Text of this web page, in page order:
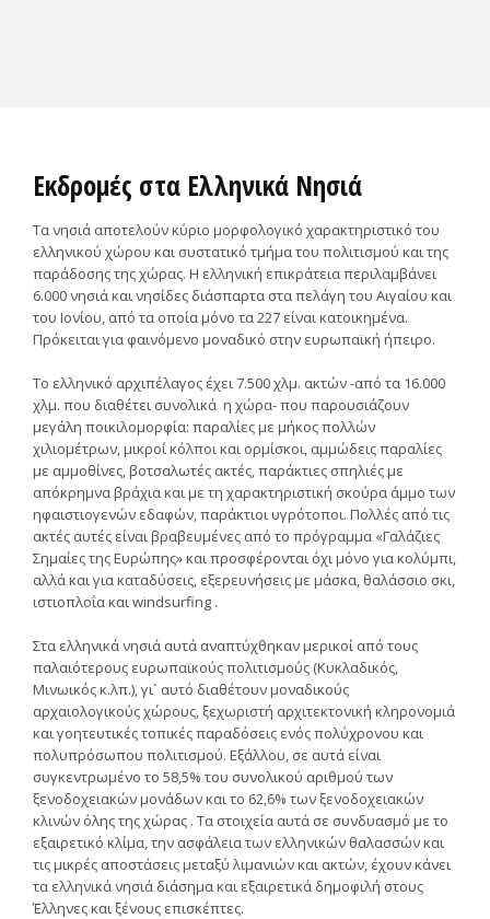
Εκδρομές στα Ελληνικά Νησιά
Τα νησιά αποτελούνκύριο μορφολογικό χαρακτηριστικό του
ελληνικού χώρου και συστατικό τμήμα του πολιτισμού και της
παράδοσης της χώρας. Η ελληνική επικράτεια περιλαμβάνει
6.000 νησιά και νησίδες διάσπαρτα στα πελάγη του Αιγαίου και
του Ιονίου, από τα οποία μόνο τα227 είναικατοικημένα.
Πρόκειται για φαινόμενο μοναδικό στην ευρωπαϊκή ήπειρο.
Το ελληνικό αρχιπέλαγος έχει 7.500 χλμ. ακτών -από τα 16.000
χλμ. που διαθέτει συνολικά η χώρα- που παρουσιάζουν
μεγάλη ποικιλομορφία: παραλίες με μήκος πολλών
χιλιομέτρων, μικροί κόλποι και ορμίσκοι, αμμώδεις παραλίες
με αμμοθίνες, βοτσαλωτές ακτές, παράκτιες σπηλιές με
απόκρημνα βράχια και με τη χαρακτηριστική σκούρα άμμο των
ηφαιστιογενών εδαφών, παράκτιοι υγρότοποι. Πολλές από τις
ακτές αυτές είναι βραβευμένες από το πρόγραμμα «Γαλάζιες
Σημαίες της Ευρώπης» και προσφέρονται όχι μόνο για κολύμπι,
αλλά και για καταδύσεις, εξερευνήσεις με μάσκα, θαλάσσιο σκι,
ιστιοπλοΐα και windsurfing .
Στα ελληνικά νησιά αυτά αναπτύχθηκαν μερικοί από τους
παλαιότερους ευρωπαϊκούς πολιτισμούς (Κυκλαδικός,
Μινωικός κ.λπ.), γι` αυτό διαθέτουνμοναδικούς
αρχαιολογικούς χώρους, ξεχωριστή αρχιτεκτονική κληρονομιά
και γοητευτικέςτοπικές παραδόσεις ενός πολύχρονου και
πολυπρόσωπου πολιτισμού. Εξάλλου, σε αυτά είναι
συγκεντρωμένο το 58,5% του συνολικού αριθμού των
ξενοδοχειακών μονάδων και το 62,6% των ξενοδοχειακών
κλινών όλης της χώρας . Τα στοιχεία αυτά σε συνδυασμό με το
εξαιρετικό κλίμα, την ασφάλεια των ελληνικών θαλασσών και
τις μικρές αποστάσεις μεταξύ λιμανιών και ακτών, έχουν κάνει
τα ελληνικά νησιά διάσημα και εξαιρετικά δημοφιλή στους
Έλληνες και ξένους επισκέπτες.